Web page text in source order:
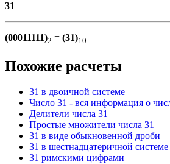
31
(00011111)2 = (31)10
Похожие расчеты
31 в двоичной системе
Число 31 - вся информация о
Делители числа 31
Простые множители числа 31
31 в виде обыкновенной дроби
31 в шестнадцатеричной системе
31 римскими цифрами